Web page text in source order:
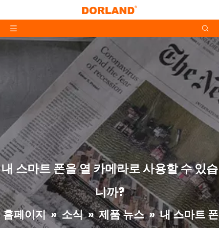
내 스마트 폰을 열 카메라로 사용할 수 있습
니까?
홈페이지 »소식 »제품 뉴스 »내 스마트 폰